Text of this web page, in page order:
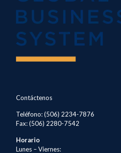
Contáctenos
Teléfono: (506) 2234-7876
Fax: (506) 2280-7542
Horario
Lunes – Viernes: